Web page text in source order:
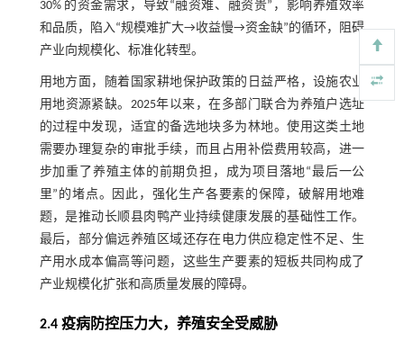
30% 的资金需求，导致“融资难、融资贵”，影响养殖效率
和品质，陷入“规模难扩大→收益慢→资金缺”的循环，阻碍
产业向规模化、标准化转型。
用地方面，随着国家耕地保护政策的日益严格，设施农业
用地资源紧缺。2025年以来，在多部门联合为养殖户选址
的过程中发现，适宜的备选地块多为林地。使用这类土地
需要办理复杂的审批手续，而且占用补偿费用较高，进一
步加重了养殖主体的前期负担，成为项目落地“最后一公
里”的堵点。因此，强化生产各要素的保障，破解用地难
题，是推动长顺县肉鸭产业持续健康发展的基础性工作。
最后，部分偏远养殖区域还存在电力供应稳定性不足、生
产用水成本偏高等问题，这些生产要素的短板共同构成了
产业规模化扩张和高质量发展的障碍。
2.4 疫病防控压力大，养殖安全受威胁